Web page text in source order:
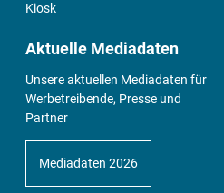
Kiosk
Aktuelle Mediadaten
Unsere aktuellen Mediadaten für
Werbetreibende, Presse und
Partner
Mediadaten 2026